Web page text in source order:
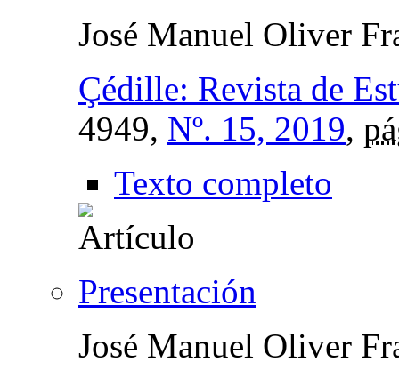
José Manuel Oliver
Çédille: Revista de
4949, Nº. 15, 2019,
Texto completo
Presentación
José Manuel Oliver